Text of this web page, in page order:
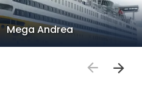
Mega Andrea